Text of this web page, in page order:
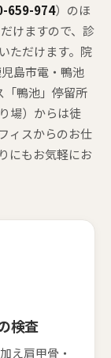
659-974）のほ
けますので、診
ただけます。院
島市電・鴨池
「鴨池」停留所
場）からは徒
ィスからのお仕
にもお気軽にお
検査
え肩甲骨・